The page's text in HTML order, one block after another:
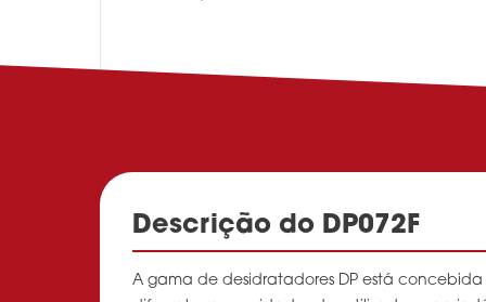
Descrição do DP072F
A gama de desidratadores DP está